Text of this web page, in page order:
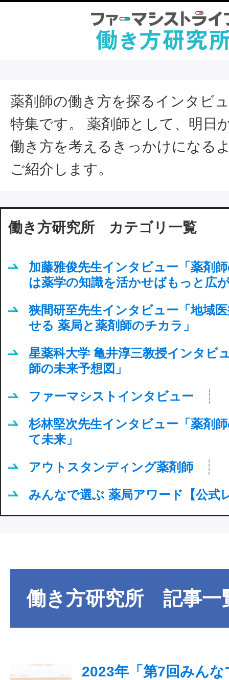
薬剤師の働き方を探るインタビ
特集です。 薬剤師として、明日
働き方を考えるきっかけになる
ご紹介します。
働き方研究所 カテゴリ一覧
加藤雅俊先生インタビュー「薬剤
は薬学の知識を活かせばもっと広
狭間研至先生インタビュー「地域
せる 薬局と薬剤師のチカラ」
星薬科大学 亀井淳三教授インタビ
師の未来予想図」
ファーマシストインタビュー
杉林堅次先生インタビュー「薬剤
て未来」
アウトスタンディング薬剤師
みんなで選ぶ 薬局アワード【公式
働き方研究所 記事一
2023年「第7回みん